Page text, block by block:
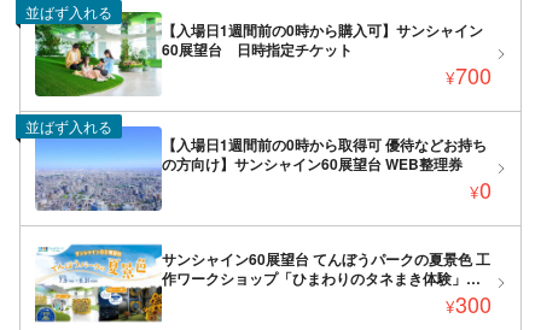
【入場日1週間前の0時から購入可】サンシャイン
60展望台 日時指定チケット
¥700
並ばず入れる
【入場日1週間前の0時から取得可 優待などお持ち
の方向け】サンシャイン60展望台 WEB整理券
¥0
並ばず入れる
サンシャイン60展望台 てんぼうパークの夏景色 工
作ワークショップ「ひまわりのタネまき体験」日
¥300